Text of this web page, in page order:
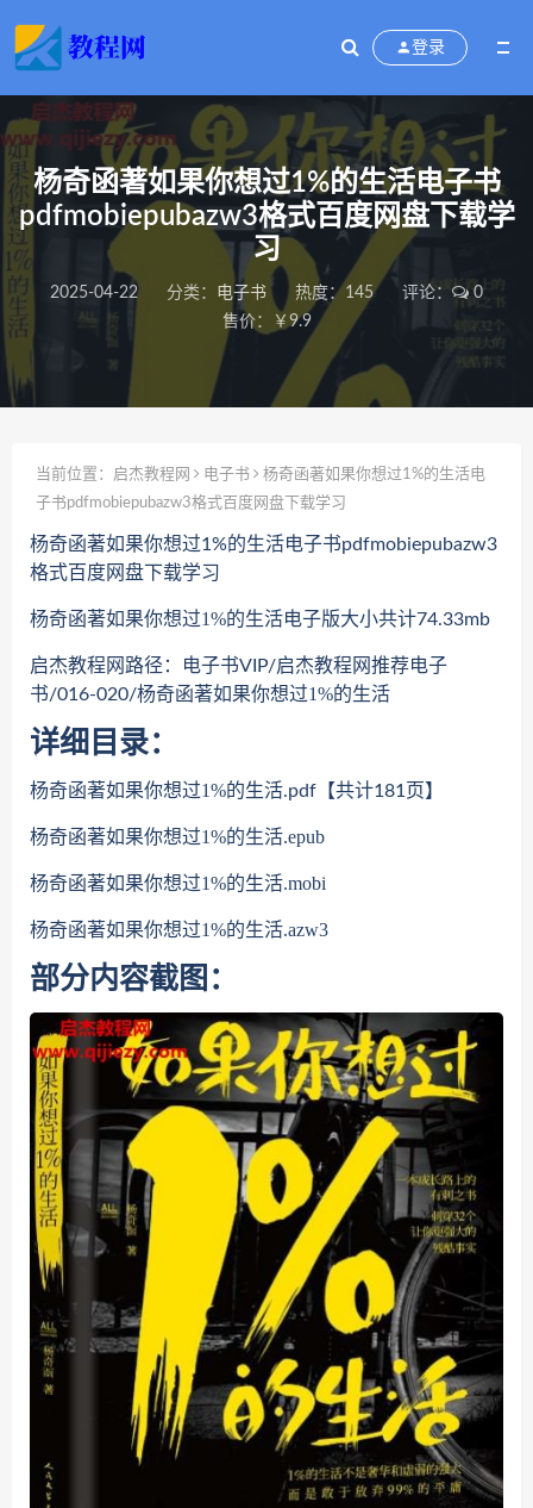
登录
杨奇函著如果你想过1%的生活电子书
pdfmobiepubazw3格式百度网盘下载学
习
2025-04-22 分类： 电子书 热度：145 评论：
0
售价：￥9.9
当前位置： 启杰教程网 电子书
杨奇函著如果你想过1%的生活电
子书pdfmobiepubazw3格式百度网盘下载学习
杨奇函著如果你想过1%的生活电子书pdfmobiepubazw3
格式百度网盘下载学习
杨奇函著如果你想过1%的生活电子版大小共计74.33mb
启杰教程网路径：电子书VIP/启杰教程网推荐电子
书/016-020/杨奇函著如果你想过1%的生活
详细目录：
杨奇函著如果你想过1%的生活.pdf【共计181页】
杨奇函著如果你想过1%的生活.epub
杨奇函著如果你想过1%的生活.mobi
杨奇函著如果你想过1%的生活.azw3
部分内容截图：